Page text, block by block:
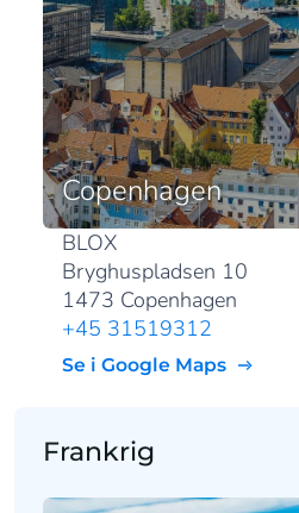
Copenhagen
BLOX
Bryghuspladsen 10
1473 Copenhagen
+45 31519312
Se i Google Maps
Frankrig